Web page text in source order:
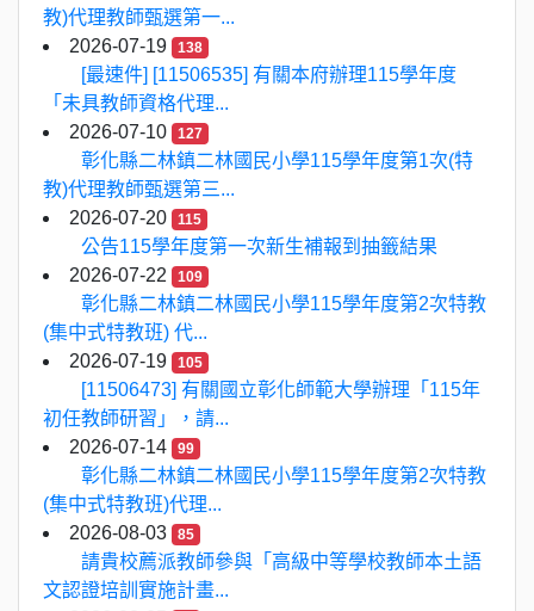
教)代理教師甄選第一...
2026-07-19
138
[最速件] [11506535] 有關本府辦理115學年度
「未具教師資格代理...
2026-07-10
127
彰化縣二林鎮二林國民小學115學年度第1次(特
教)代理教師甄選第三...
2026-07-20
115
公告115學年度第一次新生補報到抽籤結果
2026-07-22
109
彰化縣二林鎮二林國民小學115學年度第2次特教
(集中式特教班) 代...
2026-07-19
105
[11506473] 有關國立彰化師範大學辦理「115年
初任教師研習」，請...
2026-07-14
99
彰化縣二林鎮二林國民小學115學年度第2次特教
(集中式特教班)代理...
2026-08-03
85
請貴校薦派教師參與「高級中等學校教師本土語
文認證培訓實施計畫...